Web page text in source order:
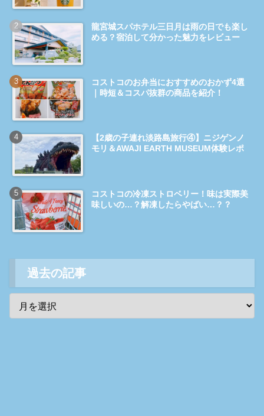
龍宮城スパホテル三日月は雨の日でも楽し
める？宿泊して分かった魅力をレビュー
コストコのお弁当におすすめのおかず4選
｜時短＆コスパ抜群の商品を紹介！
【2歳の子連れ淡路島旅行④】ニジゲンノ
モリ＆AWAJI EARTH MUSEUM体験レポ
コストコの冷凍ストロベリー！味は実際美
味しいの…？解凍したらやばい…？？
過去の記事